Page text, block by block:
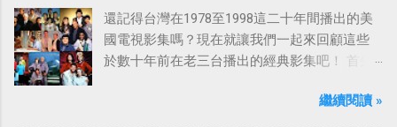
還記得台灣在1978至1998這二十年間播出的美
國電視影集嗎？現在就讓我們一起來回顧這些
於數十年前在老三台播出的經典影集吧！ 首先
「愛之船」（The Love Boat），這部影集最早
繼續閱讀 »